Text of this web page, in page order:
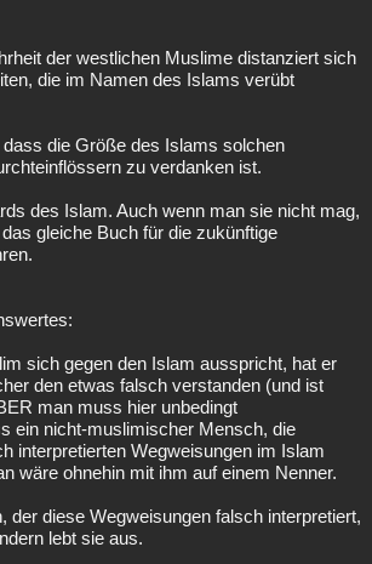
der westlichen Muslime distanziert sich
die im Namen des Islams verübt
die Größe des Islams solchen
zu verdanken ist.
des Islam. Auch wenn man sie nicht mag,
gleiche Buch für die zukünftige
sich gegen den Islam ausspricht, hat er
den etwas falsch verstanden (und ist
man muss hier unbedingt
ein nicht-muslimischer Mensch, die
interpretierten Wegweisungen im Islam
wäre ohnehin mit ihm auf einem Nenner.
der diese Wegweisungen falsch interpretiert,
lebt sie aus.